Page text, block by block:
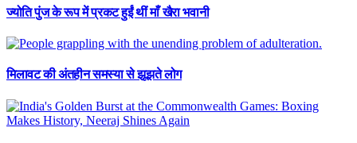
ज्योति पुंज के रूप में प्रकट हुईं थीं माँ खैरा भवानी
मिलावट की अंतहीन समस्या से झूझते लोग